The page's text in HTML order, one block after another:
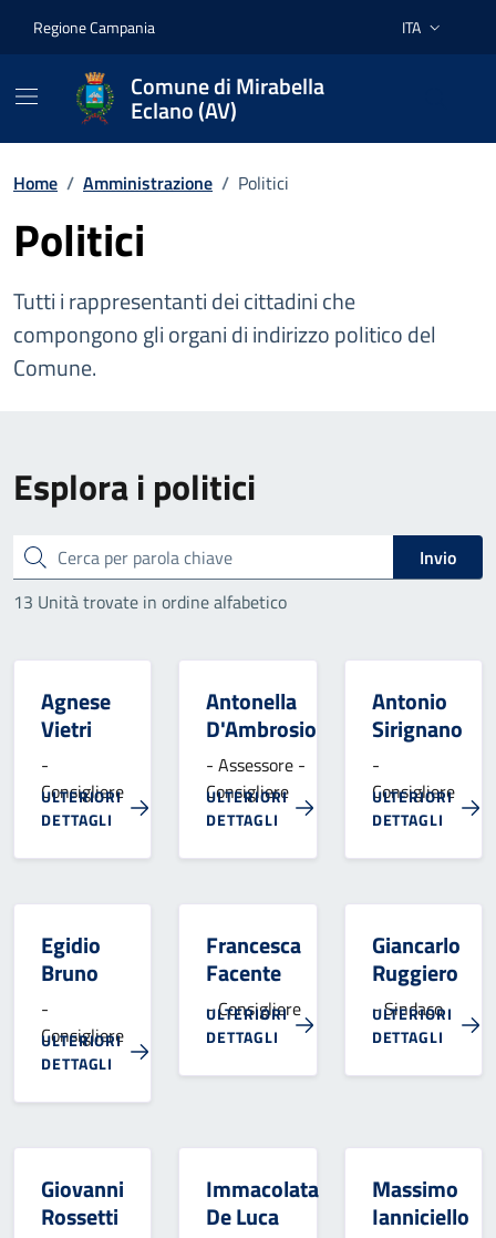
Regione Campania Lingua attiva:
ITA
Comune di Mirabella
Eclano (AV)
Home / Amministrazione / Politici
Politici
Tutti i rappresentanti dei cittadini che
compongono gli organi di indirizzo politico del
Comune.
Esplora i politici
Cerca
Invio
13 Unità trovate in ordine alfabetico
Agnese
Vietri
-
Consigliere
ULTERIORI
DETTAGLI
Antonella
D'Ambrosio
- Assessore -
Consigliere
ULTERIORI
DETTAGLI
Antonio
Sirignano
-
Consigliere
ULTERIORI
DETTAGLI
Egidio
Bruno
-
Consigliere
ULTERIORI
DETTAGLI
Francesca
Facente
- Consigliere
ULTERIORI
DETTAGLI
Giancarlo
Ruggiero
- Sindaco
ULTERIORI
DETTAGLI
Giovanni
Rossetti
Immacolata
De Luca
Massimo
Ianniciello